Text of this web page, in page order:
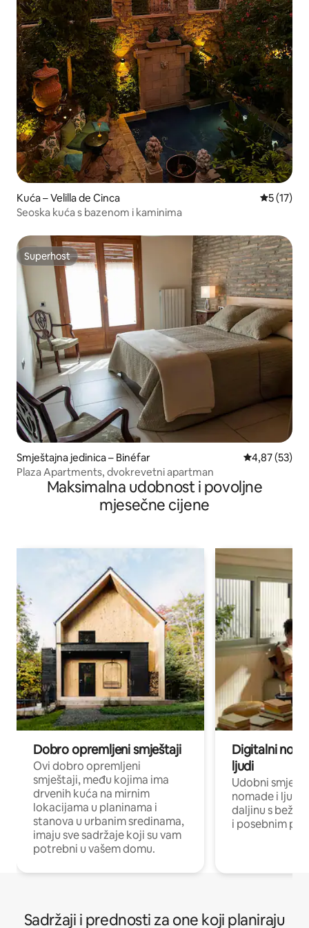
Kuća – Velilla de Cinca Prosječna
5 (17)
Seoska kuća s bazenom i kaminima
Superhost
Superhost
Smještajna jedinica – Binéfar Prosječna
4,87 (53)
Plaza Apartments, dvokrevetni apartman
Maksimalna udobnost i povoljne
mjesečne cijene
Dobro opremljeni smještaji
Ovi dobro opremljeni
smještaji, među kojima ima
drvenih kuća na mirnim
lokacijama u planinama i
stanova u urbanim sredinama,
imaju sve sadržaje koji su vam
potrebni u vašem domu.
Digitalni
ljudi
Udobni
nomade i ljude
daljinu s
i posebnim
Sadržaji i prednosti za one koji planiraju